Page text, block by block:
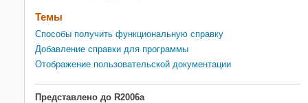
Темы
Способы получить функциональную справку
Добавление справки для программы
Отображение пользовательской документации
Представлено до R2006a